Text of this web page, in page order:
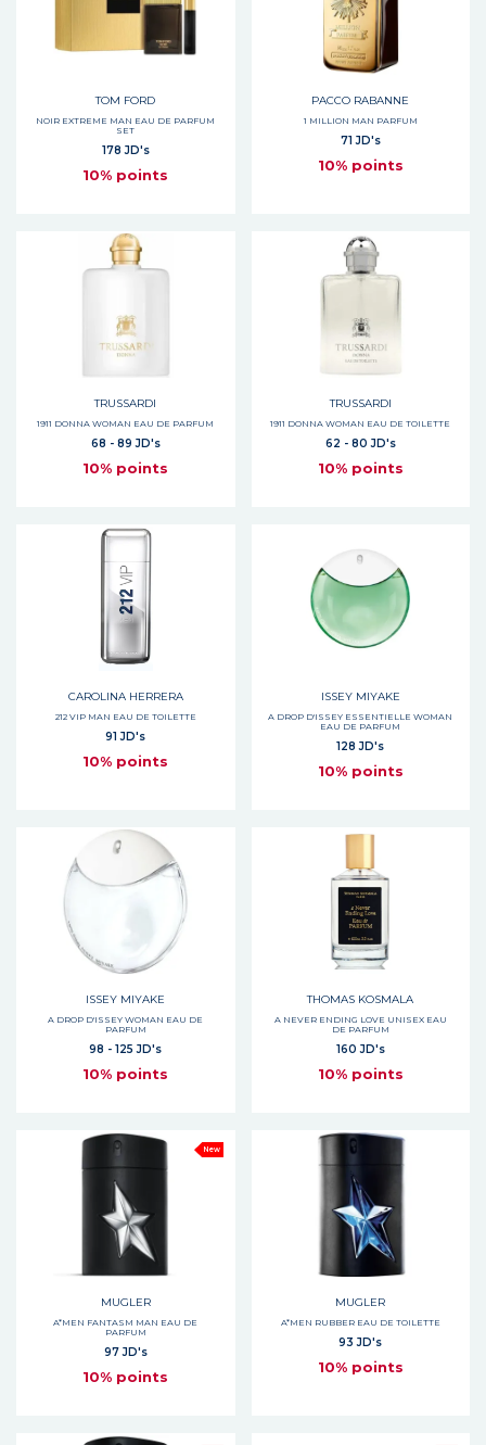
TOM FORD
NOIR EXTREME MAN EAU DE PARFUM
SET
178 JD's
10% points
PACCO RABANNE
1 MILLION MAN PARFUM
71 JD's
10% points
TRUSSARDI
1911 DONNA WOMAN EAU DE PARFUM
68 - 89 JD's
10% points
TRUSSARDI
1911 DONNA WOMAN EAU DE TOILETTE
62 - 80 JD's
10% points
CAROLINA HERRERA
212 VIP MAN EAU DE TOILETTE
91 JD's
10% points
ISSEY MIYAKE
A DROP D'ISSEY ESSENTIELLE WOMAN
EAU DE PARFUM
128 JD's
10% points
ISSEY MIYAKE
A DROP D'ISSEY WOMAN EAU DE
PARFUM
98 - 125 JD's
10% points
THOMAS KOSMALA
A NEVER ENDING LOVE UNISEX EAU
DE PARFUM
160 JD's
10% points
New
MUGLER
A*MEN FANTASM MAN EAU DE
PARFUM
97 JD's
10% points
MUGLER
A*MEN RUBBER EAU DE TOILETTE
93 JD's
10% points